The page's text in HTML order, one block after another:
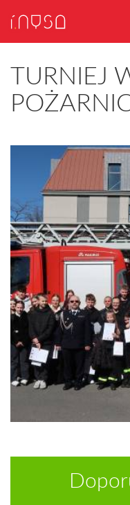
TURNIEJ